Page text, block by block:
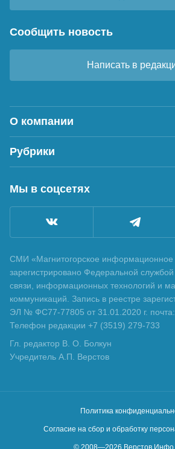
Сообщить новость
Написать в
О компании
Рубрики
Мы в соцсетях
СМИ «Магнитогорское информационное
зарегистрировано Федеральной
связи, информационных технологий и
коммуникаций. Запись в реестре
ЭЛ № ФС77-77805 от 31.01.2020 г.
Телефон редакции +7 (3519) 279-733
Гл. редактор В. О. Болкун
Учредитель А.П. Верстов
Политика
Согласие на сбор и обработку
© 2008—2026 Верстов.Инфо